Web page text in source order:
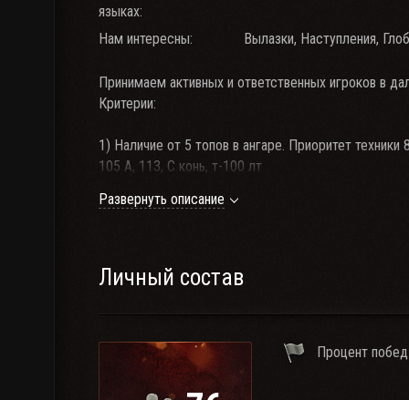
языках:
Нам интересны: Вылазки, Наступления,
Принимаем активных и ответственных игроков в
Критерии:
1) Наличие от 5 топов в ангаре. Приоритет
105 А, 113, С конь, т-100 лт
2)Клан участвует в боях на глобальной карте
3)Связь TS3 (адрес:ts4.voice-server.ru:10098),
4) Вступление в клан только после собеседования
5)Прайм тайм 14:00-19:00 (по мск )
Развернуть описание
Личный состав
Процент побед